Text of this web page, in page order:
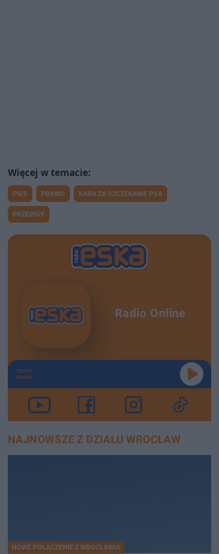
PIES PRAWO KARA ZA SZCZEKANIE PSA
PRZEPISY
Radio Online
TERAZ
GRAMY
NAJNOWSZE Z DZIAŁU WROCŁAW
NOWE POŁĄCZENIE Z WROCŁAWIA